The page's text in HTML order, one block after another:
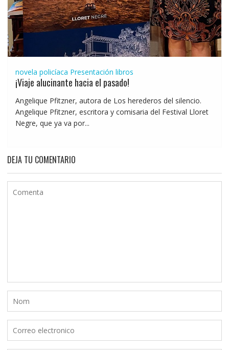
novela policíaca Presentación libros
¡Viaje alucinante hacia el pasado!
Angelique Pfitzner, autora de Los herederos del silencio.
Angelique Pfitzner, escritora y comisaria del Festival Lloret
Negre, que ya va por...
DEJA TU COMENTARIO